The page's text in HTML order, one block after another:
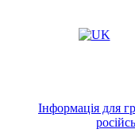
Інформація для